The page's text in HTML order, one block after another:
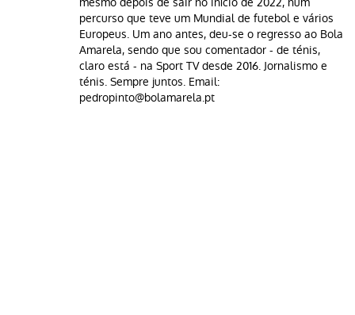
percurso que teve um Mundial de futebol e vários
Europeus. Um ano antes, deu-se o regresso ao Bola
Amarela, sendo que sou comentador - de ténis,
claro está - na Sport TV desde 2016. Jornalismo e
ténis. Sempre juntos. Email:
pedropinto@bolamarela.pt